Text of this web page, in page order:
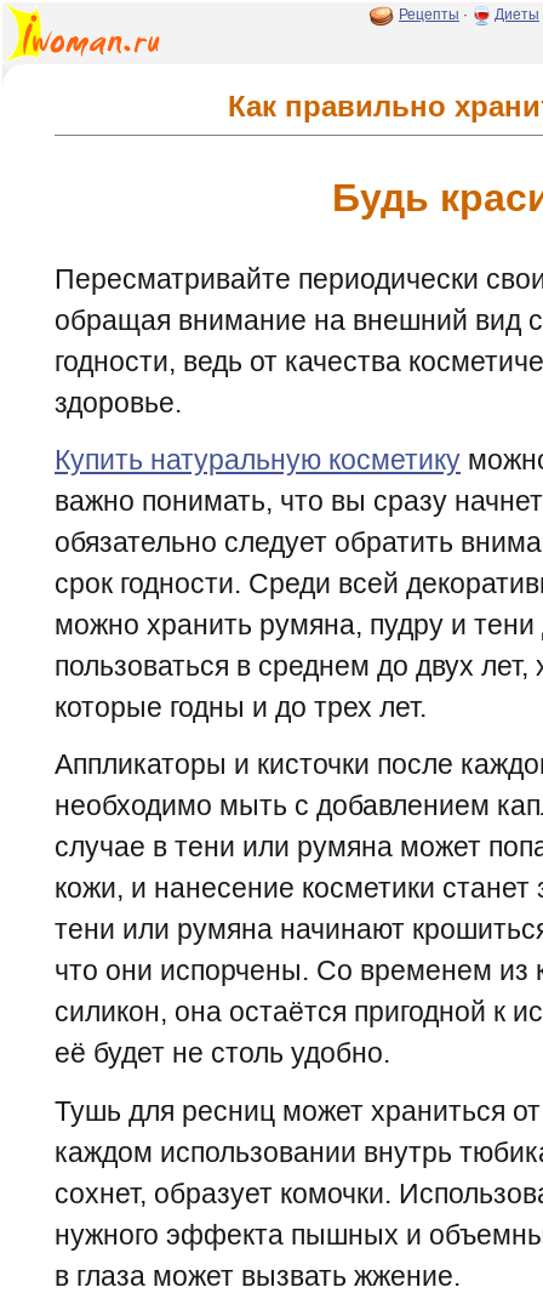
Рецепты · Диеты
Как правильно
Будь
Пересматривайте периодически
обращая внимание на внешний вид
годности, ведь от качества
здоровье.
Купить натуральную косметику
важно понимать, что вы сразу
обязательно следует обратить
срок годности. Среди всей
можно хранить румяна, пудру и
пользоваться в среднем до двух
которые годны и до трех лет.
Аппликаторы и кисточки после
необходимо мыть с добавлением
случае в тени или румяна может
кожи, и нанесение косметики
тени или румяна начинают
что они испорчены. Со временем из
силикон, она остаётся пригодной к
её будет не столь удобно.
Тушь для ресниц может храниться
каждом использовании внутрь
сохнет, образует комочки.
нужного эффекта пышных и
в глаза может вызвать жжение.